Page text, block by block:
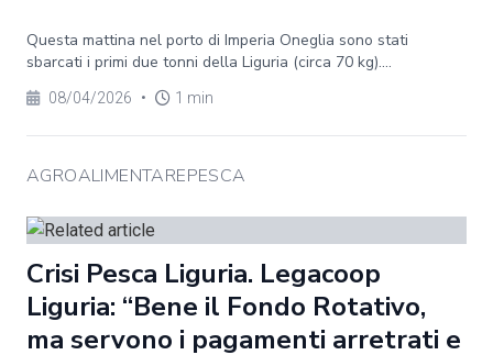
Questa mattina nel porto di Imperia Oneglia sono stati
sbarcati i primi due tonni della Liguria (circa 70 kg)....
08/04/2026 • 1 min
AGROALIMENTAREPESCA
Crisi Pesca Liguria. Legacoop
Liguria: “Bene il Fondo Rotativo,
ma servono i pagamenti arretrati e